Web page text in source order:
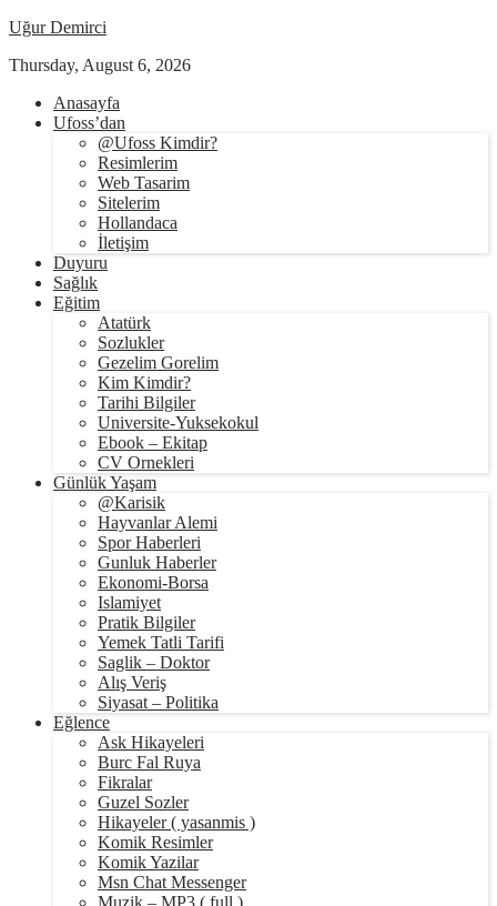
Uğur Demirci
Thursday, August 6, 2026
Anasayfa
Ufoss’dan
@Ufoss Kimdir?
Resimlerim
Web Tasarim
Sitelerim
Hollandaca
İletişim
Duyuru
Sağlık
Eğitim
Atatürk
Sozlukler
Gezelim Gorelim
Kim Kimdir?
Tarihi Bilgiler
Universite-Yuksekokul
Ebook – Ekitap
CV Ornekleri
Günlük Yaşam
@Karisik
Hayvanlar Alemi
Spor Haberleri
Gunluk Haberler
Ekonomi-Borsa
Islamiyet
Pratik Bilgiler
Yemek Tatli Tarifi
Saglik – Doktor
Alış Veriş
Siyasat – Politika
Eğlence
Ask Hikayeleri
Burc Fal Ruya
Fikralar
Guzel Sozler
Hikayeler ( yasanmis )
Komik Resimler
Komik Yazilar
Msn Chat Messenger
Muzik – MP3 ( full )